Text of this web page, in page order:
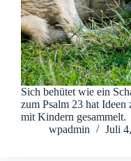
Sich behütet wie ein
zum Psalm 23 hat
mit Kindern gesammelt.
wpadmin
Juli